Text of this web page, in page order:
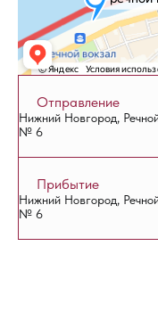
Отправление
Нижний Новгород,
№ 6
Прибытие
Нижний Новгород,
№ 6